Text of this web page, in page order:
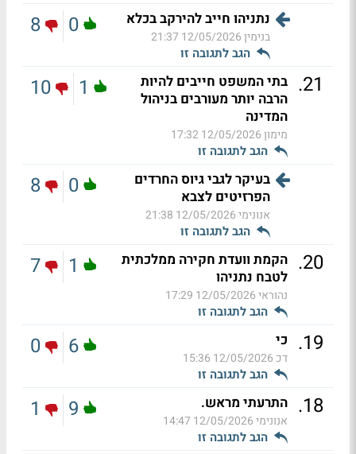
נתניהו חייב להירקב בכלא
בנימין12/05/2026 21:37
הגב לתגובה זו
0
8
21
. בתי המשפט חייבים להיות
הרבה יותר מעורבים בניהול
המדינה
מימון12/05/2026 17:32
הגב לתגובה זו
1
10
בעיקר לגבי גיוס החרדים
הפרזיטים לצבא
אנונימי12/05/2026 21:38
הגב לתגובה זו
0
8
20
. הקמת וועדת חקירה ממלכתית
לטבח נתניהו
נהוראי12/05/2026 17:29
הגב לתגובה זו
1
7
19
. כי
דכ12/05/2026 15:36
הגב לתגובה זו
6
0
18
. התרעתי מראש.
אנונימי12/05/2026 14:47
הגב לתגובה זו
9
1